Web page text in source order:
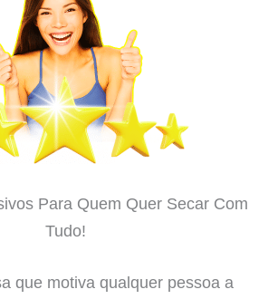
Para Quem Quer Secar Com
Tudo!
que motiva qualquer pessoa a